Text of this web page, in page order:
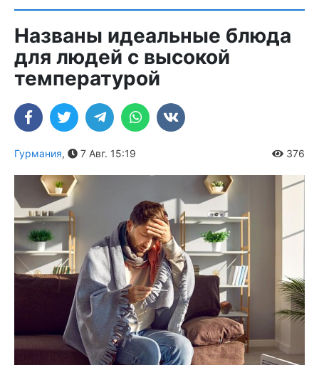
Названы идеальные блюда
для людей с высокой
температурой
Гурмания, 7 Авг. 15:19 376